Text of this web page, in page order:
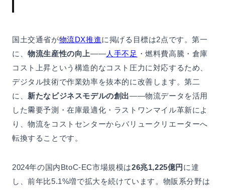
国土交通省が物流DX推進に掲げる目標は2点です。第一
に、物流生産性の向上——人手不足 ・燃料費高騰・倉庫
コスト上昇という構造的なコスト圧力に対応するため、
デジタル技術で作業効率を抜本的に改善します。第二
に、 新たなビジネスモデルの創出——物流データを活用
した需要予測・在庫最適化・ラストワンマイル革新によ
り、物流をコストセンターからバリュークリエーターへ
転換することです。
2024年の国内BtoC-EC市場規模は26兆1,225億円 に達
し、前年比5.1%増で拡大を続けています。物販系分野は